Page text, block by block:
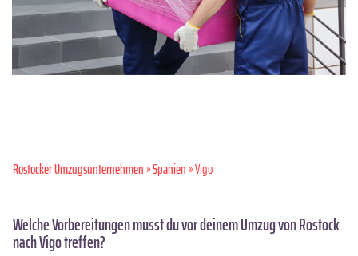
Rostocker Umzugsunternehmen»Spanien» Vigo
Welche Vorbereitungen musst du vor deinem Umzug von Rostock
nach Vigo treffen?